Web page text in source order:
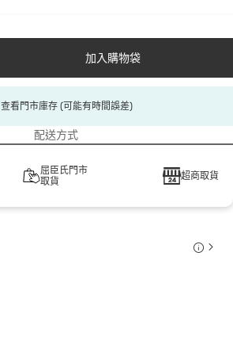
加入購物袋
查看門市庫存 (可能有時間誤差)
配送方式
屈臣氏門市
取貨
超商取貨